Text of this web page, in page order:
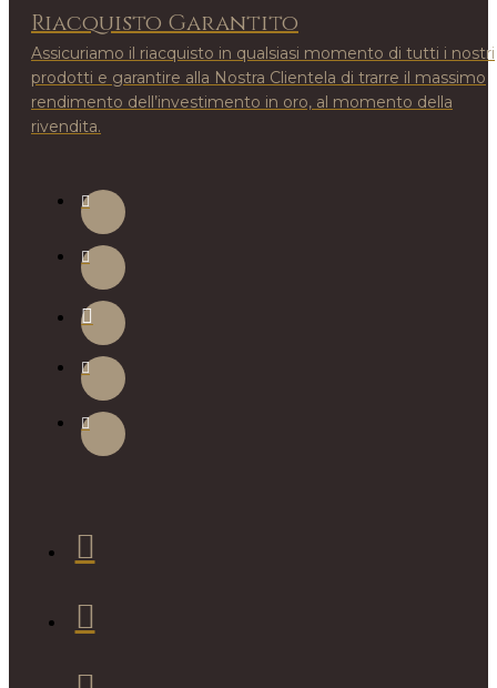
Riacquisto Garantito
Assicuriamo il riacquisto in qualsiasi momento di tutti i nostri
prodotti e garantire alla Nostra Clientela di trarre il massimo
rendimento dell’investimento in oro, al momento della
rivendita.